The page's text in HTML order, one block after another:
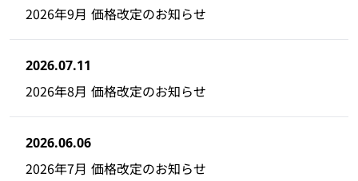
2026年9月 価格改定のお知らせ
2026.07.11
2026年8月 価格改定のお知らせ
2026.06.06
2026年7月 価格改定のお知らせ